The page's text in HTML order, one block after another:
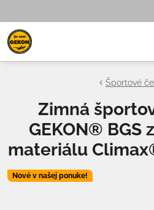
Nové v našej ponuke!
Športové
Zimná
GEKON® BGS
materiálu